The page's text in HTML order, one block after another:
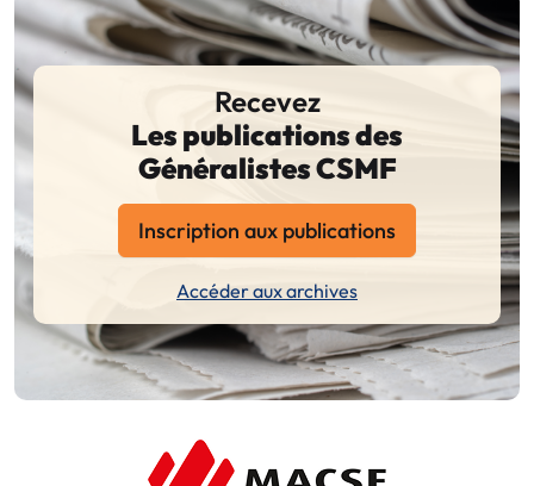
Recevez
Les publications des
Généralistes CSMF
Inscription aux publications
Accéder aux archives